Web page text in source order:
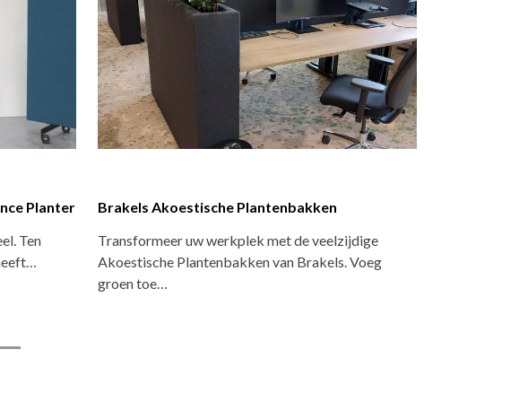
in de
behang…
Vario bank M1 Seating
Communicatie, dialoog en individuele behoeften
worden steeds belangrijker op kantoor en
vereisen…